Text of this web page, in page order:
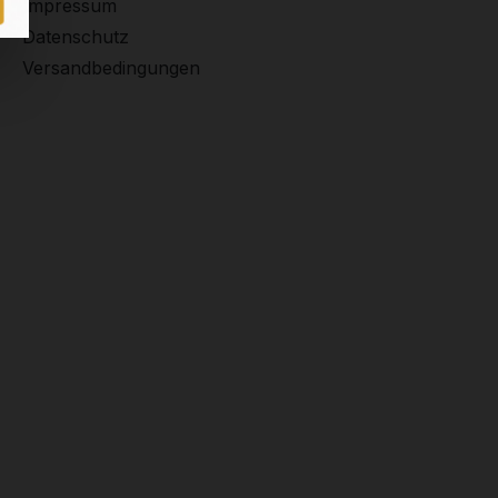
Impressum
Datenschutz
Versandbedingungen